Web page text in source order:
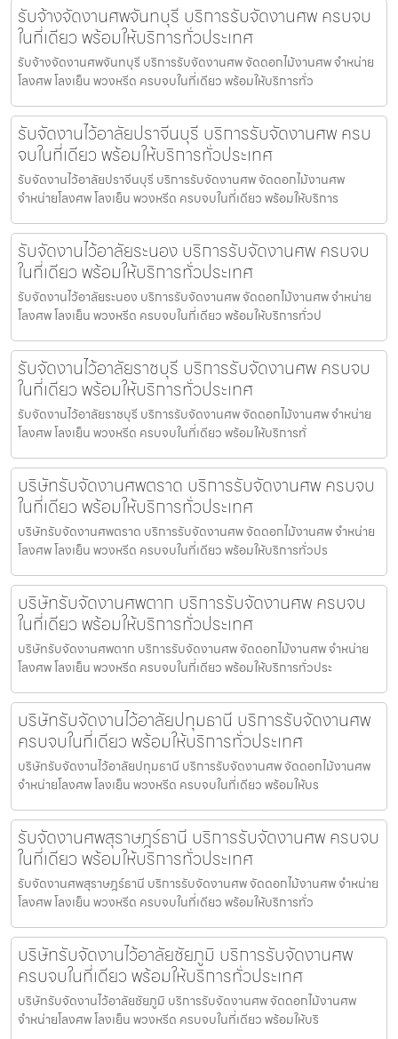
รับจ้างจัดงานศพจันทบุรี บริการรับจัดงานศพ ครบจบ
ในที่เดียว พร้อมให้บริการทั่วประเทศ
รับจ้างจัดงานศพจันทบุรี บริการรับจัดงานศพ จัดดอกไม้งานศพ จำหน่าย
โลงศพ โลงเย็น พวงหรีด ครบจบในที่เดียว พร้อมให้บริการทั่ว
รับจัดงานไว้อาลัยปราจีนบุรี บริการรับจัดงานศพ ครบ
จบในที่เดียว พร้อมให้บริการทั่วประเทศ
รับจัดงานไว้อาลัยปราจีนบุรี บริการรับจัดงานศพ จัดดอกไม้งานศพ
จำหน่ายโลงศพ โลงเย็น พวงหรีด ครบจบในที่เดียว พร้อมให้บริการ
รับจัดงานไว้อาลัยระนอง บริการรับจัดงานศพ ครบจบ
ในที่เดียว พร้อมให้บริการทั่วประเทศ
รับจัดงานไว้อาลัยระนอง บริการรับจัดงานศพ จัดดอกไม้งานศพ จำหน่าย
โลงศพ โลงเย็น พวงหรีด ครบจบในที่เดียว พร้อมให้บริการทั่วป
รับจัดงานไว้อาลัยราชบุรี บริการรับจัดงานศพ ครบจบ
ในที่เดียว พร้อมให้บริการทั่วประเทศ
รับจัดงานไว้อาลัยราชบุรี บริการรับจัดงานศพ จัดดอกไม้งานศพ จำหน่าย
โลงศพ โลงเย็น พวงหรีด ครบจบในที่เดียว พร้อมให้บริการทั่
บริษัทรับจัดงานศพตราด บริการรับจัดงานศพ ครบจบ
ในที่เดียว พร้อมให้บริการทั่วประเทศ
บริษัทรับจัดงานศพตราด บริการรับจัดงานศพ จัดดอกไม้งานศพ จำหน่าย
โลงศพ โลงเย็น พวงหรีด ครบจบในที่เดียว พร้อมให้บริการทั่วปร
บริษัทรับจัดงานศพตาก บริการรับจัดงานศพ ครบจบ
ในที่เดียว พร้อมให้บริการทั่วประเทศ
บริษัทรับจัดงานศพตาก บริการรับจัดงานศพ จัดดอกไม้งานศพ จำหน่าย
โลงศพ โลงเย็น พวงหรีด ครบจบในที่เดียว พร้อมให้บริการทั่วประ
บริษัทรับจัดงานไว้อาลัยปทุมธานี บริการรับจัดงานศพ
ครบจบในที่เดียว พร้อมให้บริการทั่วประเทศ
บริษัทรับจัดงานไว้อาลัยปทุมธานี บริการรับจัดงานศพ จัดดอกไม้งานศพ
จำหน่ายโลงศพ โลงเย็น พวงหรีด ครบจบในที่เดียว พร้อมให้บร
รับจัดงานศพสุราษฎร์ธานี บริการรับจัดงานศพ ครบจบ
ในที่เดียว พร้อมให้บริการทั่วประเทศ
รับจัดงานศพสุราษฎร์ธานี บริการรับจัดงานศพ จัดดอกไม้งานศพ จำหน่าย
โลงศพ โลงเย็น พวงหรีด ครบจบในที่เดียว พร้อมให้บริการทั่ว
บริษัทรับจัดงานไว้อาลัยชัยภูมิ บริการรับจัดงานศพ
ครบจบในที่เดียว พร้อมให้บริการทั่วประเทศ
บริษัทรับจัดงานไว้อาลัยชัยภูมิ บริการรับจัดงานศพ จัดดอกไม้งานศพ
จำหน่ายโลงศพ โลงเย็น พวงหรีด ครบจบในที่เดียว พร้อมให้บริ